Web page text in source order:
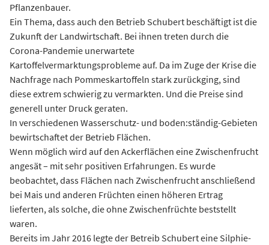
Pflanzenbauer.
Ein Thema, dass auch den Betrieb Schubert beschäftigt ist die
Zukunft der Landwirtschaft. Bei ihnen treten durch die
Corona-Pandemie unerwartete
Kartoffelvermarktungsprobleme auf. Da im Zuge der Krise die
Nachfrage nach Pommeskartoffeln stark zurückging, sind
diese extrem schwierig zu vermarkten. Und die Preise sind
generell unter Druck geraten.
In verschiedenen Wasserschutz- und boden:ständig-Gebieten
bewirtschaftet der Betrieb Flächen.
Wenn möglich wird auf den Ackerflächen eine Zwischenfrucht
angesät – mit sehr positiven Erfahrungen. Es wurde
beobachtet, dass Flächen nach Zwischenfrucht anschließend
bei Mais und anderen Früchten einen höheren Ertrag
lieferten, als solche, die ohne Zwischenfrüchte beststellt
waren.
Bereits im Jahr 2016 legte der Betreib Schubert eine Silphie-